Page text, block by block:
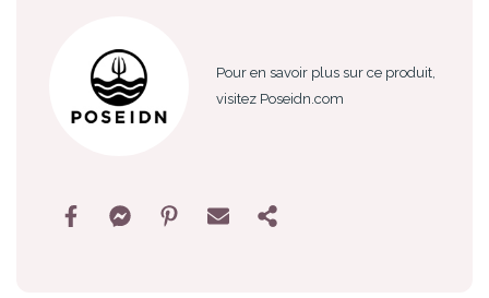
Pour en savoir plus sur ce produit,
visitez Poseidn.com